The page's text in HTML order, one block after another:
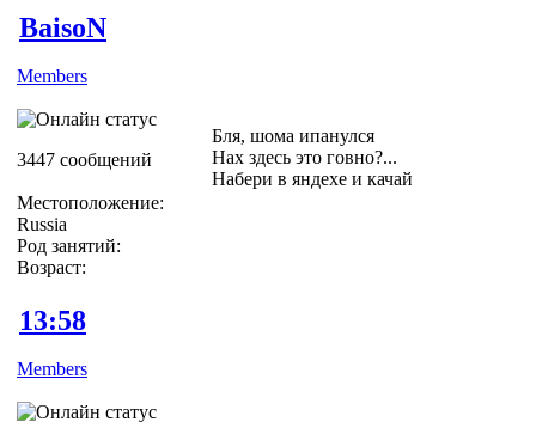
BaisoN
Members
3447 сообщений
Местоположение:
Russia
Род занятий:
Возраст:
Бля, шома ипанулся
Нах здесь это говно?...
Набери в яндехе и качай
13:58
Members